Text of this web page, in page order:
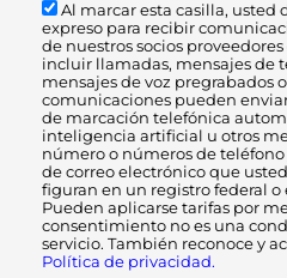
Al marcar esta casilla, usted
expreso para recibir
de nuestros socios
incluir llamadas, mensajes de
mensajes de voz pregrabados
comunicaciones pueden
de marcación telefónica
inteligencia artificial u otros
número o números de
de correo electrónico que
figuran en un registro federal o
Pueden aplicarse tarifas por
consentimiento no es una
servicio. También reconoce y
Política de privacidad.